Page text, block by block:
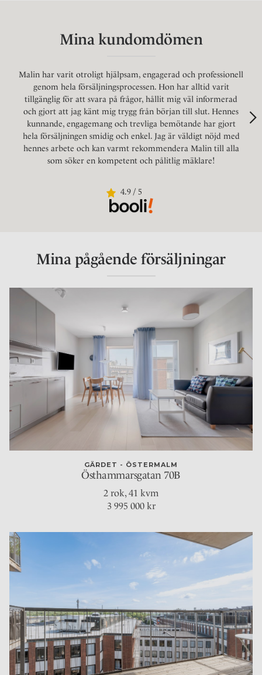
Mina kundomdömen
Malin har varit otroligt hjälpsam, engagerad och professionell
genom hela försäljningsprocessen. Hon har alltid varit
tillgänglig för att svara på frågor, hållit mig väl informerad
och gjort att jag känt mig trygg från början till slut. Hennes
kunnande, engagemang och trevliga bemötande har gjort
hela försäljningen smidig och enkel. Jag är väldigt nöjd med
hennes arbete och kan varmt rekommendera Malin till alla
som söker en kompetent och pålitlig mäklare!
4.9 / 5
Mina pågående försäljningar
GÄRDET - ÖSTERMALM
Östhammarsgatan 70B
2 rok, 41 kvm
3 995 000 kr